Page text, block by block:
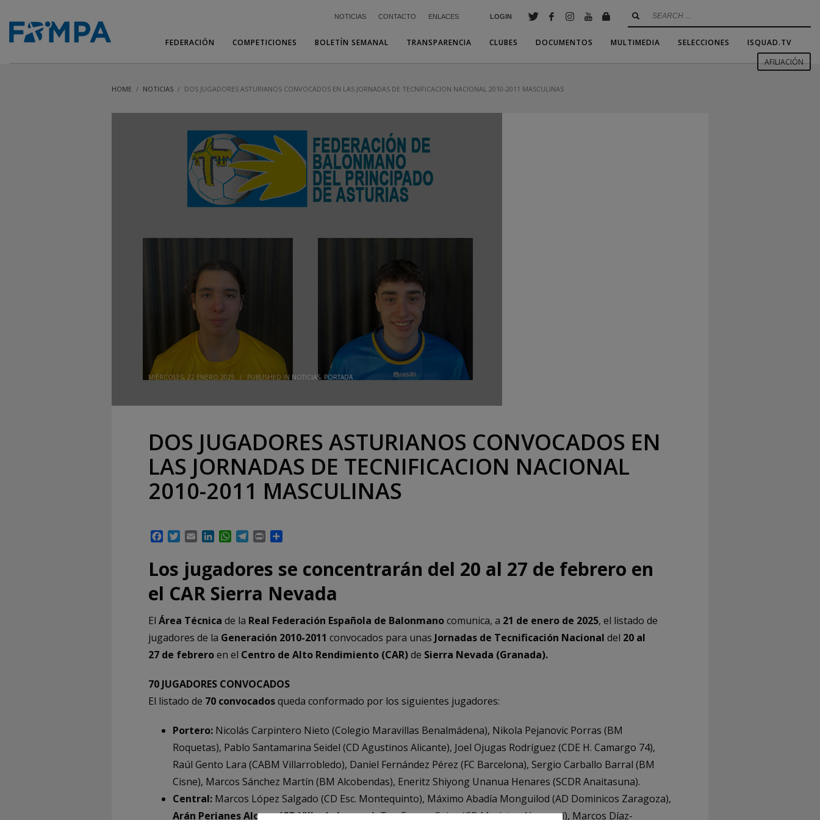
NOTICIAS CONTACTO ENLACES LOGIN
FEDERACIÓN COMPETICIONES BOLETÍN SEMANAL TRANSPARENCIA CLUBES DOCUMENTOS MULTIMEDIA SELECCIONES
ISQUAD.TV
AFILIACIÓN
HOME NOTICIAS DOS JUGADORES ASTURIANOS CONVOCADOS EN LAS JORNADAS DE TECNIFICACION NACIONAL 2010-2011 MASCULINAS
MIÉRCOLES, 22 ENERO 2025 / PUBLISHED IN NOTICIAS, PORTADA
DOS JUGADORES ASTURIANOS CONVOCADOS EN
LAS JORNADAS DE TECNIFICACION NACIONAL
2010-2011 MASCULINAS
Facebook
TwitterEmailLinkedInWhatsApp
Telegram
Print
Los jugadores se concentrarán del 20 al 27 de febrero en
el CAR Sierra Nevada
El Área Técnica de la Real Federación Española de Balonmanocomunica, a 21 de enero de 2025, el listado de
jugadores de la Generación 2010-2011 convocados para unas Jornadas de Tecnificación Nacional del 20 al
27 de febreroen el Centro de Alto Rendimiento (CAR)de Sierra Nevada (Granada).
70 JUGADORES CONVOCADOS
El listado de 70 convocadosqueda conformado por los siguientes jugadores:
Portero: Nicolás Carpintero Nieto (Colegio Maravillas Benalmádena), Nikola Pejanovic Porras (BM
Roquetas), Pablo Santamarina Seidel (CD Agustinos Alicante), Joel Ojugas Rodríguez (CDE H. Camargo 74),
Raúl Gento Lara (CABM Villarrobledo), Daniel Fernández Pérez (FC Barcelona), Sergio Carballo Barral (BM
Cisne), Marcos Sánchez Martín (BM Alcobendas), Eneritz Shiyong Unanua Henares (SCDR Anaitasuna).
Central: Marcos López Salgado (CD Esc. Montequinto), Máximo Abadía Monguilod (AD Dominicos Zaragoza),
Arán Perianes Alonso (CD Villa de Luanco), Teo Esquer Sainz (CB Maristas Algemesí), Marcos Díaz-